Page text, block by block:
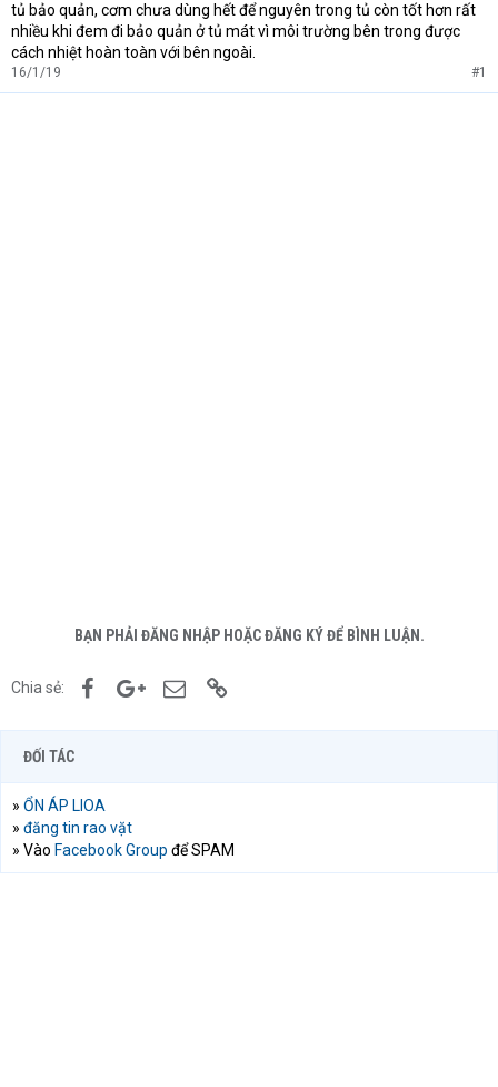
tủ bảo quản, cơm chưa dùng hết để nguyên trong tủ còn tốt hơn rất
nhiều khi đem đi bảo quản ở tủ mát vì môi trường bên trong được
cách nhiệt hoàn toàn với bên ngoài.
16/1/19 #1
BẠN PHẢI ĐĂNG NHẬP HOẶC ĐĂNG KÝ ĐỂ BÌNH LUẬN.
Chia sẻ: FacebookGoogle+Email
ĐỐI TÁC
» ỔN ÁP LIOA
» đăng tin rao vặt
» Vào Facebook Group để SPAM